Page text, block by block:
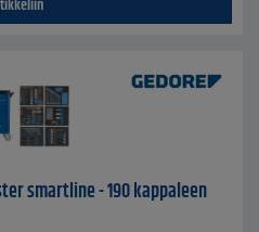
smartline - 190 kappaleen